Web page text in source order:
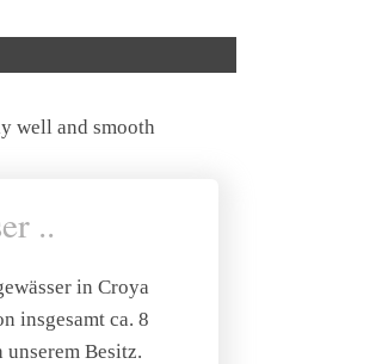
..
in Croya
insgesamt ca. 8
Besitz.